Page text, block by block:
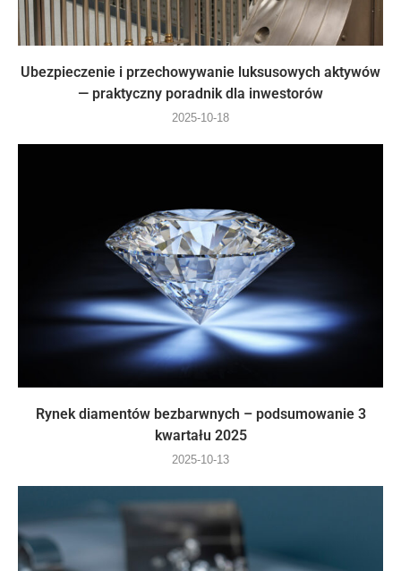
Ubezpieczenie i przechowywanie luksusowych aktywów
— praktyczny poradnik dla inwestorów
2025-10-18
Rynek diamentów bezbarwnych – podsumowanie 3
kwartału 2025
2025-10-13